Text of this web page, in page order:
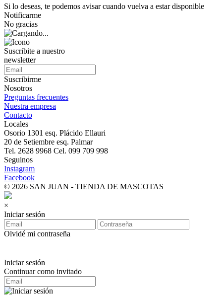
Si lo deseas, te podemos avisar cuando vuelva a estar disponible
Notificarme
No gracias
Suscribite a nuestro
newsletter
Suscribirme
Nosotros
Preguntas frecuentes
Nuestra empresa
Contacto
Locales
Osorio 1301 esq. Plácido Ellauri
20 de Setiembre esq. Palmar
Tel. 2628 9968 Cel. 099 709 998
Seguinos
Instagram
Facebook
© 2026 SAN JUAN - TIENDA DE MASCOTAS
×
Iniciar sesión
Olvidé mi contraseña
Iniciar sesión
Continuar como invitado